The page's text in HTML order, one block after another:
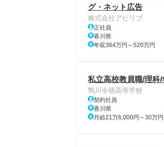
グ・ネット広告
株式会社アビリブ
正社員
香川県
年収364万円～520万円
私立高校教員職/理科
鴨川令徳高等学校
契約社員
香川県
月給21万6,000円～30万円